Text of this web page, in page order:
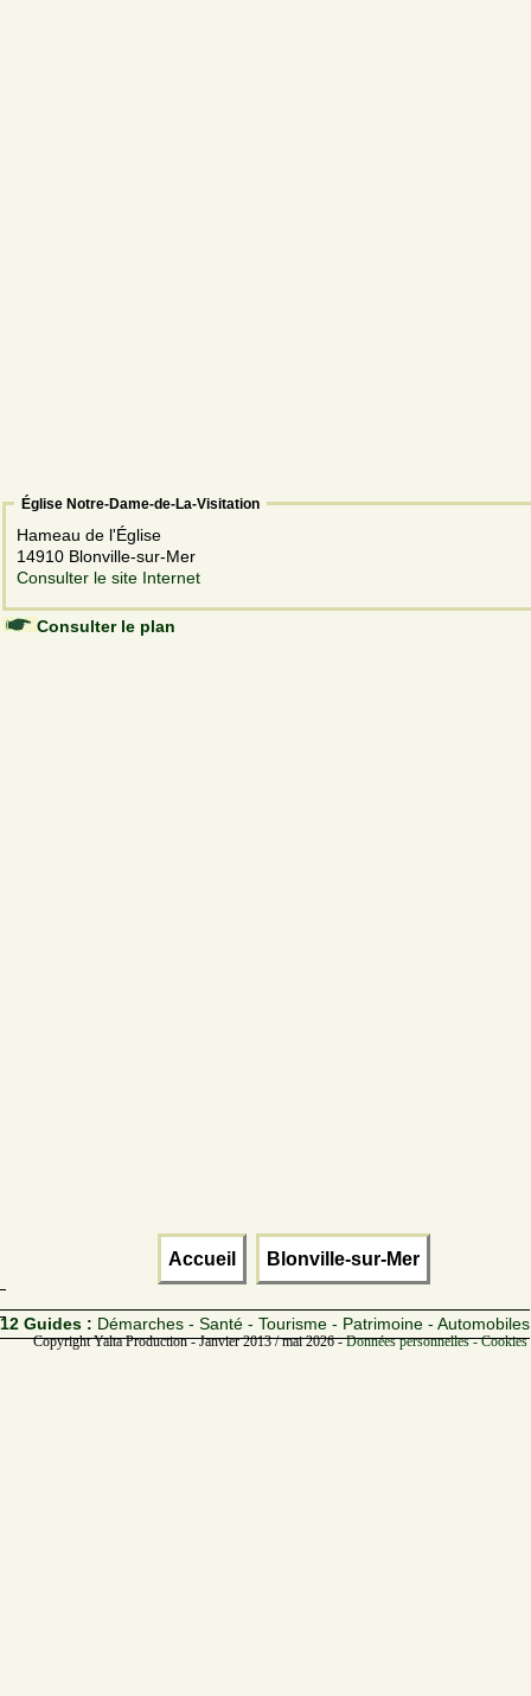
Église Notre-Dame-de-La-Visitation
Hameau de l'Église
14910 Blonville-sur-Mer
Consulter le site Internet
Consulter le plan
Accueil Blonville-sur-Mer
12 Guides : Démarches - Santé - Tourisme - Patrimoine - Automobiles
Copyright Yalta Production - Janvier 2013 / mai 2026 -Données personnelles -